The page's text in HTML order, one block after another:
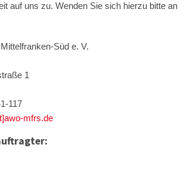
auf uns zu. Wenden Sie sich hierzu bitte an
Süd e. V.
1
117
mfrs.de